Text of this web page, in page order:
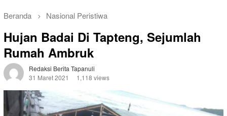
Beranda Nasional Peristiwa
Hujan Badai Di Tapteng, Sejumlah
Rumah Ambruk
Redaksi Berita Tapanuli
31 Maret 2021
1,118 views